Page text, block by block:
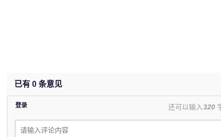
已有 0 条意见
登录 还可以输入320